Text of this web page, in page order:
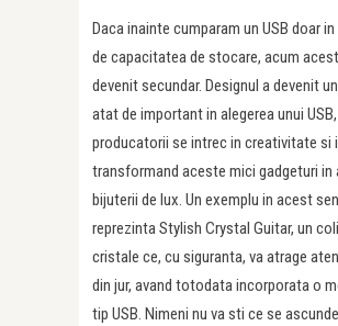
Daca inainte cumparam un USB doar
de capacitatea de stocare, acum
devenit secundar. Designul a devenit
atat de important in alegerea unui
producatorii se intrec in creativitate si
transformand aceste mici gadgeturi in
bijuterii de lux. Un exemplu in acest
reprezinta Stylish Crystal Guitar, un
cristale ce, cu siguranta, va atrage
din jur, avand totodata incorporata o
tip USB. Nimeni nu va sti ce se